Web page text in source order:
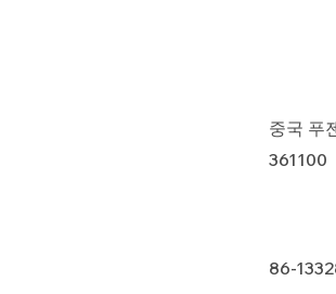
중국 푸
361100
86-